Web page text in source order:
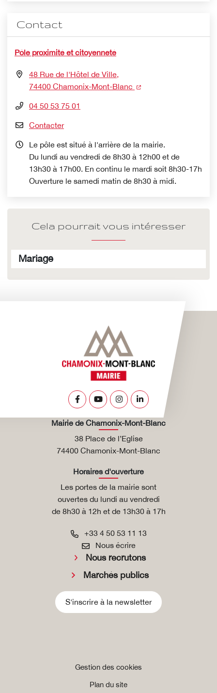
Contact
Pôle proximité et citoyenneté
48 Rue de l'Hôtel de Ville,
74400 Chamonix-Mont-Blanc
(nouvelle fenêtre)
04 50 53 75 01
Contacter
Le pôle est situé à l'arrière de la mairie.
Du lundi au vendredi de 8h30 à 12h00 et de
13h30 à 17h00. En continu le mardi soit 8h30-17h
Ouverture le samedi matin de 8h30 à midi.
Cela pourrait vous intéresser
Mariage
Lien vers le compte Facebook
Lien vers la chaîne Youtube
Lien vers le compte
Lien vers le compte
Mairie de Chamonix-Mont-Blanc
38 Place de l’Eglise
74400 Chamonix-Mont-Blanc
Horaires d'ouverture
Les portes de la mairie sont
ouvertes du lundi au vendredi
de 8h30 à 12h et de 13h30 à 17h
+33 4 50 53 11 13
Nous écrire
Nous recrutons
Marchés publics
S'inscrire à la newsletter
Gestion des cookies
Plan du site